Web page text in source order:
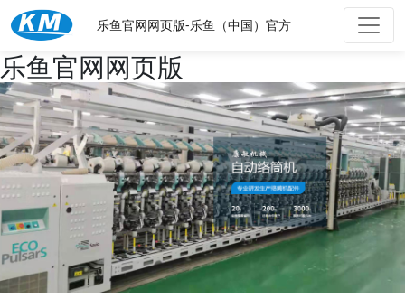
乐鱼官网网页版
乐鱼官网网页版-乐鱼（中国）官方